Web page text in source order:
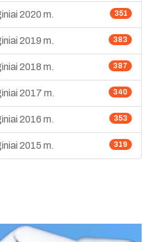
351
2020 m.
383
2019 m.
387
2018 m.
340
2017 m.
353
2016 m.
319
2015 m.